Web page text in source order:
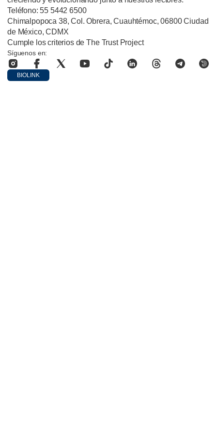
Teléfono: 55 5442 6500
Chimalpopoca 38, Col. Obrera, Cuauhtémoc, 06800 Ciudad
de México, CDMX
Cumple los criterios de The Trust Project
Síguenos en:
BIOLINK